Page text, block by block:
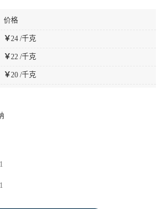
价格
￥24 /千克
￥22 /千克
￥20 /千克